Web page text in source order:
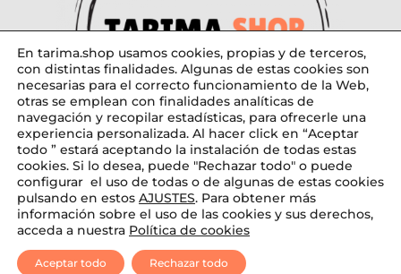
Diseñado por tarima.shop
En tarima.shop usamos cookies, propias y de terceros,
con distintas finalidades. Algunas de estas cookies son
necesarias para el correcto funcionamiento de la Web,
otras se emplean con finalidades analíticas de
navegación y recopilar estadísticas, para ofrecerle una
experiencia personalizada. Al hacer click en “Aceptar
todo ” estará aceptando la instalación de todas estas
cookies. Si lo desea, puede "Rechazar todo" o puede
configurar el uso de todas o de algunas de estas cookies
pulsando en estos AJUSTES. Para obtener más
información sobre el uso de las cookies y sus derechos,
acceda a nuestra Política de cookies
Aceptar todo Rechazar todo